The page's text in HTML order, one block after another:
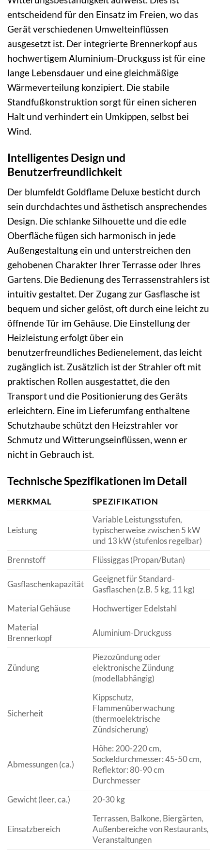
entscheidend für den Einsatz im Freien, wo das
Gerät verschiedenen Umwelteinflüssen
ausgesetzt ist. Der integrierte Brennerkopf aus
hochwertigem Aluminium-Druckguss ist für eine
lange Lebensdauer und eine gleichmäßige
Wärmeverteilung konzipiert. Die stabile
Standfußkonstruktion sorgt für einen sicheren
Halt und verhindert ein Umkippen, selbst bei
Wind.
Intelligentes Design und
Benutzerfreundlichkeit
Der blumfeldt Goldflame Deluxe besticht durch
sein durchdachtes und ästhetisch ansprechendes
Design. Die schlanke Silhouette und die edle
Oberfläche fügen sich harmonisch in jede
Außengestaltung ein und unterstreichen den
gehobenen Charakter Ihrer Terrasse oder Ihres
Gartens. Die Bedienung des Terrassenstrahlers ist
intuitiv gestaltet. Der Zugang zur Gasflasche ist
bequem und sicher gelöst, oft durch eine leicht zu
öffnende Tür im Gehäuse. Die Einstellung der
Heizleistung erfolgt über ein
benutzerfreundliches Bedienelement, das leicht
zugänglich ist. Zusätzlich ist der Strahler oft mit
praktischen Rollen ausgestattet, die den
Transport und die Positionierung des Geräts
erleichtern. Eine im Lieferumfang enthaltene
Schutzhaube schützt den Heizstrahler vor
Schmutz und Witterungseinflüssen, wenn er
nicht in Gebrauch ist.
Technische Spezifikationen im Detail
MERKMAL SPEZIFIKATION
Leistung
Variable Leistungsstufen,
typischerweise zwischen 5 kW
und 13 kW (stufenlos regelbar)
Brennstoff
Flüssiggas (Propan/Butan)
Gasflaschenkapazität
Geeignet für Standard-
Gasflaschen (z.B. 5 kg, 11 kg)
Material Gehäuse
Hochwertiger Edelstahl
Material
Brennerkopf
Aluminium-Druckguss
Zündung
Piezozündung oder
elektronische Zündung
(modellabhängig)
Sicherheit
Kippschutz,
Flammenüberwachung
(thermoelektrische
Zündsicherung)
Abmessungen (ca.)
Höhe: 200-220 cm,
Sockeldurchmesser: 45-50 cm,
Reflektor: 80-90 cm
Durchmesser
Gewicht (leer, ca.)
20-30 kg
Einsatzbereich
Terrassen, Balkone, Biergärten,
Außenbereiche von Restaurants,
Veranstaltungen